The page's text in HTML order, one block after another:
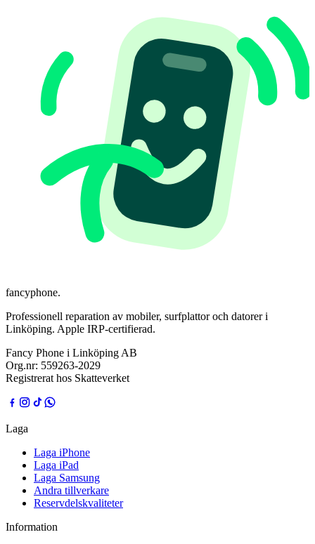
fancyphone.
Professionell reparation av mobiler, surfplattor och datorer i
Linköping. Apple IRP-certifierad.
Fancy Phone i Linköping AB
Org.nr: 559263-2029
Registrerat hos Skatteverket
Laga
Laga iPhone
Laga iPad
Laga Samsung
Andra tillverkare
Reservdelskvaliteter
Information